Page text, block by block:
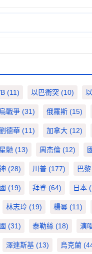
(11) 以巴衝突 (10)
戰爭 (31) 俄羅斯 (15)
德華 (11) 加拿大 (12)
馳 (13) 周杰倫 (12)
(28) 川普 (177) 巴黎
(19) 拜登 (64) 日本
林志玲 (19) 楊冪 (11)
(31) 泰勒絲 (18) 演
澤連斯基 (13) 烏克蘭